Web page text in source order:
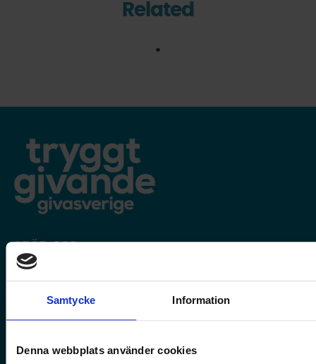
Samtycke Information
Denna webbplats använder cookies
Related
STÖD OSS
Betala fadderskap
Zakat Al Fitra